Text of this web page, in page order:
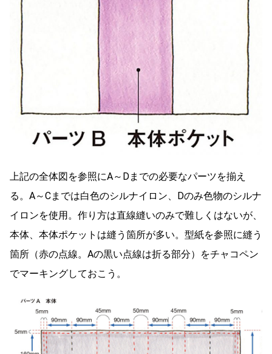
上記の全体図を参照にA～Dまでの必要なパーツを揃え
る。A～Cまでは白色のシルナイロン、Dのみ色物のシルナ
イロンを使用。作り方は直線縫いのみで難しくはないが、
本体、本体ポケットは縫う箇所が多い。型紙を参照に縫う
箇所（赤の点線。Aの黒い点線は折る部分）をチャコペン
でマーキングしておこう。